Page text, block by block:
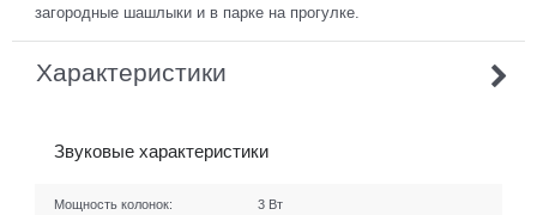
загородные шашлыки и в парке на прогулке.
Характеристики
Звуковые характеристики
Мощность колонок:
3 Вт